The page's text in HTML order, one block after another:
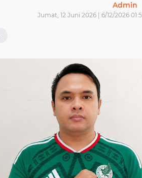
Admin
Jumat, 12 Juni 2026 | 6/12/2026